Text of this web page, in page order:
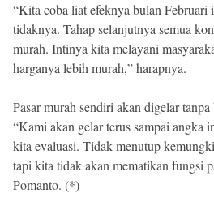
“Kita coba liat efeknya bulan Februari
tidaknya. Tahap selanjutnya semua
murah. Intinya kita melayani
harganya lebih murah,” harapnya.
Pasar murah sendiri akan digelar
“Kami akan gelar terus sampai angka
kita evaluasi. Tidak menutup
tapi kita tidak akan mematikan fungsi
Pomanto. (*)